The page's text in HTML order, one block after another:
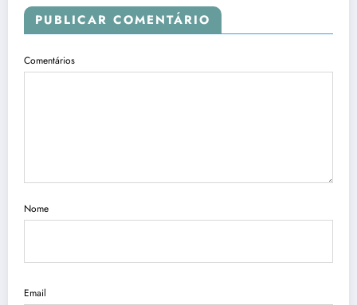
PUBLICAR COMENTÁRIO
Comentários
Nome
Email